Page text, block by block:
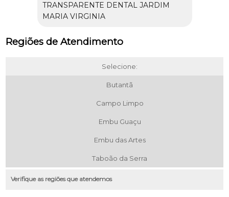
TRANSPARENTE DENTAL JARDIM
MARIA VIRGINIA
Regiões de Atendimento
Selecione:
Butantã
Campo Limpo
Embu Guaçu
Embu das Artes
Taboão da Serra
Verifique as regiões que atendemos